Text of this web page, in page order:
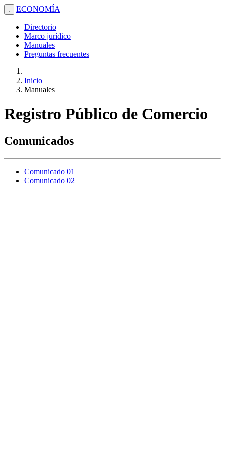
. ECONOMÍA
Directorio
Marco jurídico
Manuales
Preguntas frecuentes
Inicio
Manuales
Registro Público de Comercio
Comunicados
Comunicado 01
Comunicado 02